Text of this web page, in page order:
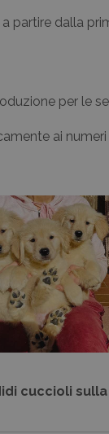
partire dalla
per le
ai numeri
cuccioli